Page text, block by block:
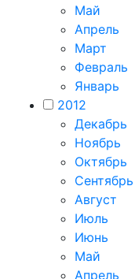
Май
Апрель
Март
Февраль
Январь
2012
Декабрь
Ноябрь
Октябрь
Сентябрь
Август
Июль
Июнь
Май
Апрель